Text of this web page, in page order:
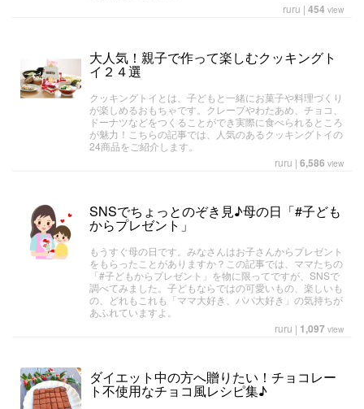
ruru | 454 view
大人気！親子で作って楽しむクッキングト
イ２４選
クッキングトイとは、子どもと一緒にお菓子や料理づくり
が楽しめるおもちゃです。クレープやわたあめ、チョコ、
ドーナツなどをつくることができ実際に食べられるところ
が魅力！こちらの記事では、人気のあるクッキングトイの
24商品をご紹介します。
ruru | 6,586 view
SNSでちょっとのぞき見♪母の日「#子ども
からプレゼント」
もうすぐ母の日です。みなさんはお子さんからプレゼント
をもらったことがありますか？この記事では、ママたちの
「#子どもからプレゼント」を物に限ってですが、SNSで
調べてみました。子どもならではの可愛いもの、楽しいも
の、どれもこれも「ママ大好き、パパ大好き」の気持ちが
あふれていますよ。
ruru | 1,097 view
ダイエット中の方へ贈りたい！チョコレー
ト不使用なチョコ風レシピ集♪